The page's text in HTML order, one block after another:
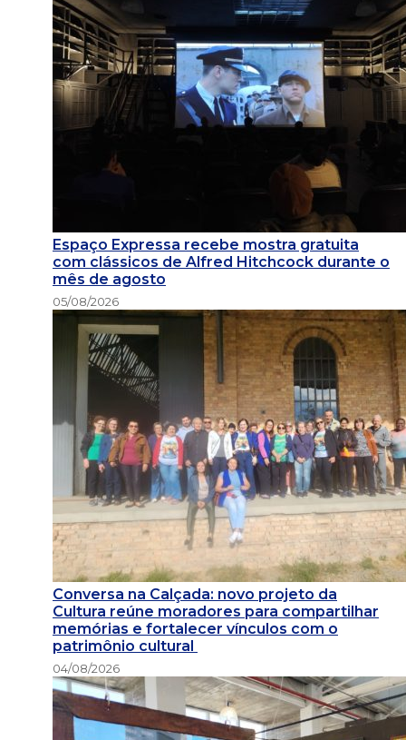
Espaço Expressa recebe mostra gratuita
com clássicos de Alfred Hitchcock durante o
mês de agosto
05/08/2026
Conversa na Calçada: novo projeto da
Cultura reúne moradores para compartilhar
memórias e fortalecer vínculos com o
patrimônio cultural
04/08/2026